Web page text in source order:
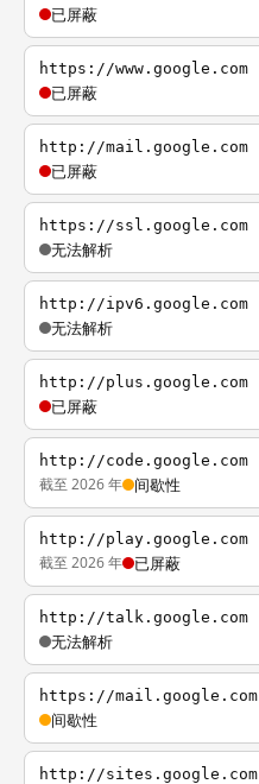
已屏蔽
https://www.google.com
已屏蔽
http://mail.google.com
已屏蔽
https://ssl.google.com
无法解析
http://ipv6.google.com
无法解析
http://plus.google.com
已屏蔽
http://code.google.com
截至 2026 年 间歇性
http://play.google.com
截至 2026 年 已屏蔽
http://talk.google.com
无法解析
https://mail.google.com
间歇性
http://sites.google.com